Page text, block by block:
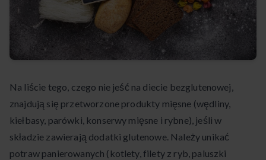
Na liście tego, czego nie jeść na diecie bezglutenowej,
znajdują się przetworzone produkty mięsne (wędliny,
kiełbasy, parówki, konserwy mięsne i rybne), jeśli w
składzie zawierają dodatki glutenowe. Należy unikać
potraw panierowanych (kotlety, filety z ryb, paluszki